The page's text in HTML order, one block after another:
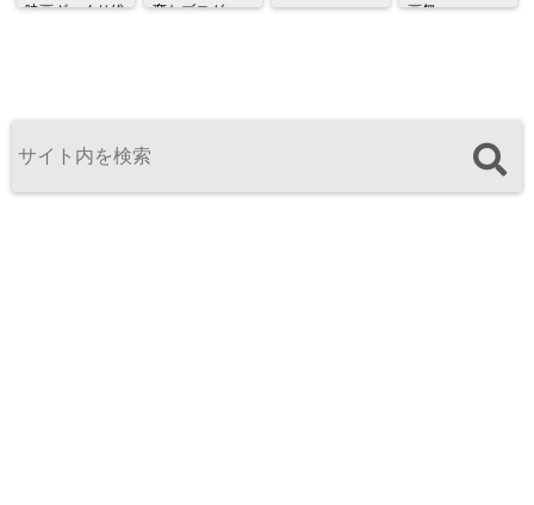
映画ざっくり総
変なブログ
画祭